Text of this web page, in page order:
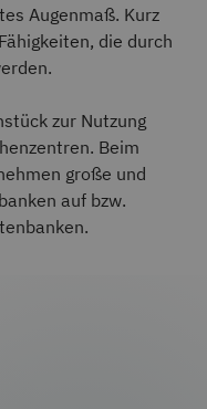
Augenmaß. Kurz
die durch
zur Nutzung
Beim
große und
auf bzw.